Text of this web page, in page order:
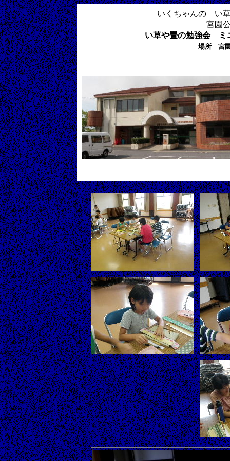
いくちゃんの い
宮園
い草や畳の勉強会 ミ
場所 宮